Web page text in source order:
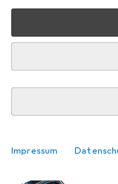
Impressum
Produkte